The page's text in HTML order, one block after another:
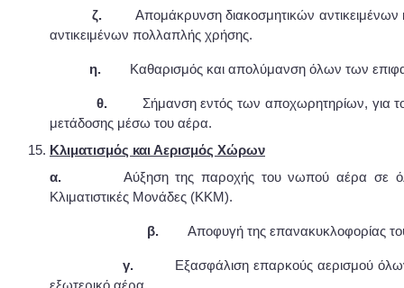
ζ.Απομάκρυνση διακοσμητικών αντικειμένων
αντικειμένων πολλαπλής χρήσης.
η. Καθαρισμός και απολύμανση όλων των
θ. Σήμανση εντός των αποχωρητηρίων, για
μετάδοσης μέσω του αέρα.
Κλιματισμός και Αερισμός Χώρων
α. Αύξηση της παροχής του νωπού αέρα σε όλες
Κλιματιστικές Μονάδες (ΚΚΜ).
β. Αποφυγή της επανακυκλοφορίας
γ. Εξασφάλιση επαρκούς αερισμού
εξωτερικό αέρα.